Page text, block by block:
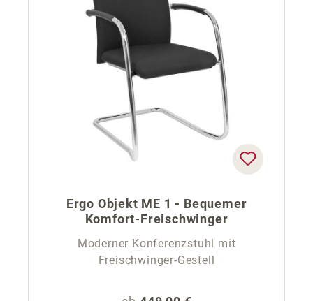
Ergo Objekt ME 1 - Bequemer
Komfort-Freischwinger
Moderner Konferenzstuhl mit
Freischwinger-Gestell